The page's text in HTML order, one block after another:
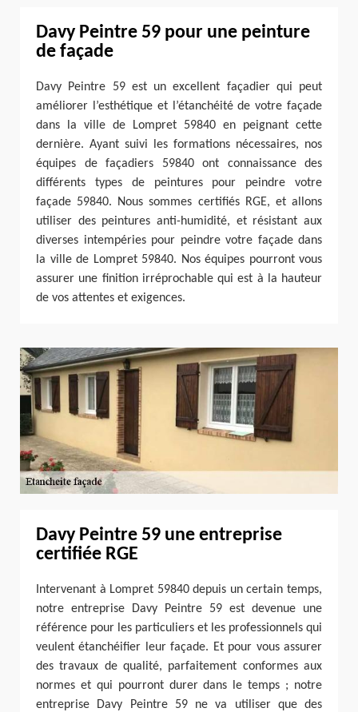
Davy Peintre 59 pour une peinture
de façade
Davy Peintre 59 est un excellent façadier qui peut
améliorer l’esthétique et l’étanchéité de votre façade
dans la ville de Lompret 59840 en peignant cette
dernière. Ayant suivi les formations nécessaires, nos
équipes de façadiers 59840 ont connaissance des
différents types de peintures pour peindre votre
façade 59840. Nous sommes certifiés RGE, et allons
utiliser des peintures anti-humidité, et résistant aux
diverses intempéries pour peindre votre façade dans
la ville de Lompret 59840. Nos équipes pourront vous
assurer une finition irréprochable qui est à la hauteur
de vos attentes et exigences.
Davy Peintre 59 une entreprise
certifiée RGE
Intervenant à Lompret 59840 depuis un certain temps,
notre entreprise Davy Peintre 59 est devenue une
référence pour les particuliers et les professionnels qui
veulent étanchéifier leur façade. Et pour vous assurer
des travaux de qualité, parfaitement conformes aux
normes et qui pourront durer dans le temps ; notre
entreprise Davy Peintre 59 ne va utiliser que des